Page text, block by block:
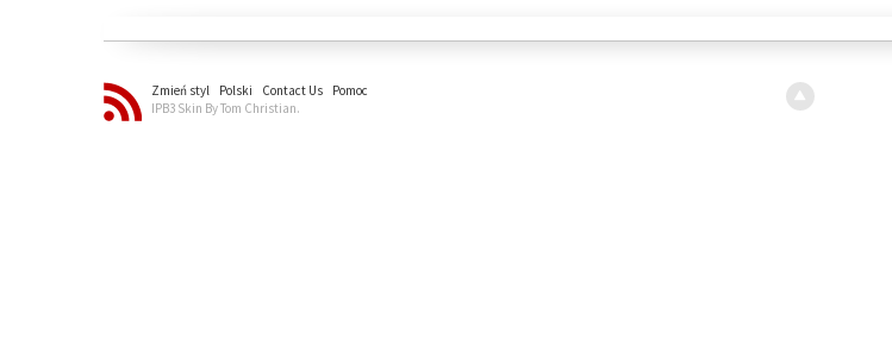
Zmień styl Polski Contact Us
Pomoc
IPB3 Skin By Tom Christian.